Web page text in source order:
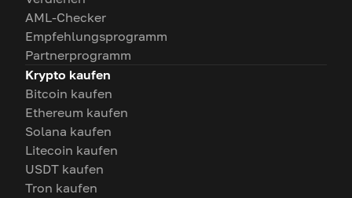
AML-Checker
Empfehlungsprogramm
Partnerprogramm
Krypto kaufen
Bitcoin kaufen
Ethereum kaufen
Solana kaufen
Litecoin kaufen
USDT kaufen
Tron kaufen